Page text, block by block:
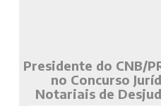
Presidente do CNB/
no Concurso
Notariais de